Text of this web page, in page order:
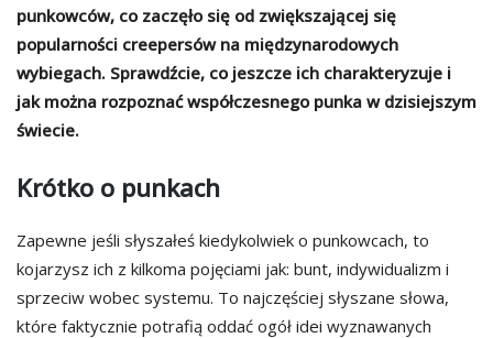
punkowców, co zaczęło się od zwiększającej się
popularności creepersów na międzynarodowych
wybiegach. Sprawdźcie, co jeszcze ich charakteryzuje i
jak można rozpoznać współczesnego punka w dzisiejszym
świecie.
Krótko o punkach
Zapewne jeśli słyszałeś kiedykolwiek o punkowcach, to
kojarzysz ich z kilkoma pojęciami jak: bunt, indywidualizm i
sprzeciw wobec systemu. To najczęściej słyszane słowa,
które faktycznie potrafią oddać ogół idei wyznawanych